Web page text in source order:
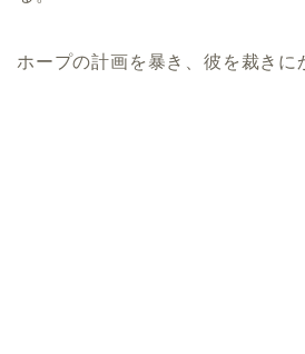
ホープの計画を暴き、彼を裁きに